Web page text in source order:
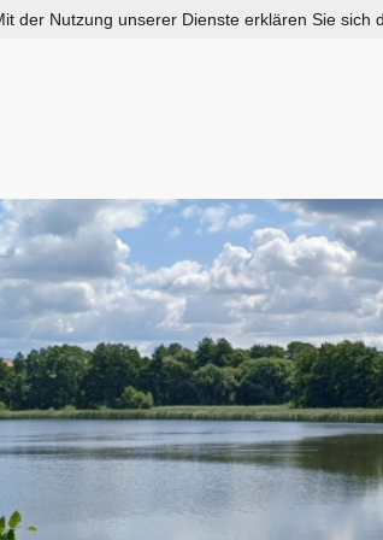
der Nutzung unserer Dienste erklären Sie sich